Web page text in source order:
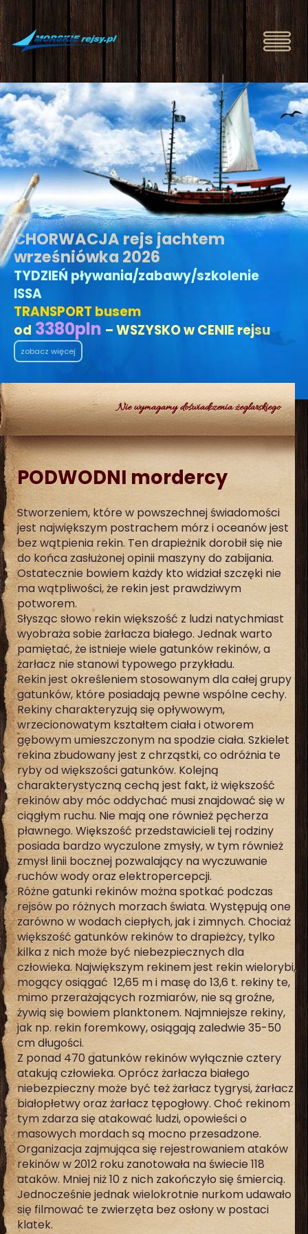
CHORWACJA rejs jachtem
wrześniówka 2026
TYDZIEŃ pływania/zabawy/szkolenie
ISSA
TRANSPORT busem
od 3380pln – WSZYSKO w CENIE rejsu
zobacz więcej
Nie wymagamy doświadczenia żeglarskiego
PODWODNI mordercy
Stworzeniem, które w powszechnej świadomości
jest największym postrachem mórz i oceanów jest
bez wątpienia rekin. Ten drapieżnik dorobił się nie
do końca zasłużonej opinii maszyny do zabijania.
Ostatecznie bowiem każdy kto widział szczęki nie
ma wątpliwości, że rekin jest prawdziwym
potworem.
Słysząc słowo rekin większość z ludzi natychmiast
wyobraża sobie żarłacza białego. Jednak warto
pamiętać, że istnieje wiele gatunków rekinów, a
żarłacz nie stanowi typowego przykładu.
Rekin jest określeniem stosowanym dla całej grupy
gatunków, które posiadają pewne wspólne cechy.
Rekiny charakteryzują się opływowym,
wrzecionowatym kształtem ciała i otworem
gębowym umieszczonym na spodzie ciała. Szkielet
rekina zbudowany jest z chrząstki, co odróżnia te
ryby od większości gatunków. Kolejną
charakterystyczną cechą jest fakt, iż większość
rekinów aby móc oddychać musi znajdować się w
ciągłym ruchu. Nie mają one również pęcherza
pławnego. Większość przedstawicieli tej rodziny
posiada bardzo wyczulone zmysły, w tym również
zmysł linii bocznej pozwalający na wyczuwanie
ruchów wody oraz elektropercepcji.
Różne gatunki rekinów można spotkać podczas
rejsów po różnych morzach świata. Występują one
zarówno w wodach ciepłych, jak i zimnych. Chociaż
większość gatunków rekinów to drapieżcy, tylko
kilka z nich może być niebezpiecznych dla
człowieka. Największym rekinem jest rekin wielorybi,
mogący osiągać 12,65 m i masę do 13,6 t. rekiny te,
mimo przerażających rozmiarów, nie są groźne,
żywią się bowiem planktonem. Najmniejsze rekiny,
jak np. rekin foremkowy, osiągają zaledwie 35-50
cm długości.
Z ponad 470 gatunków rekinów wyłącznie cztery
atakują człowieka. Oprócz żarłacza białego
niebezpieczny może być też żarłacz tygrysi, żarłacz
białopłetwy oraz żarłacz tępogłowy. Choć rekinom
tym zdarza się atakować ludzi, opowieści o
masowych mordach są mocno przesadzone.
Organizacja zajmująca się rejestrowaniem ataków
rekinów w 2012 roku zanotowała na świecie 118
ataków. Mniej niż 10 z nich zakończyło się śmiercią.
Jednocześnie jednak wielokrotnie nurkom udawało
się filmować te zwierzęta bez osłony w postaci
klatek.